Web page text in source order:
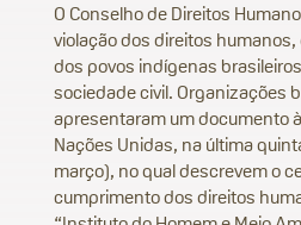
O Conselho de Direitos
violação dos direitos
dos povos indígenas
sociedade civil. Organizações
apresentaram um documento
Nações Unidas, na última
março), no qual descrevem o
cumprimento dos direitos